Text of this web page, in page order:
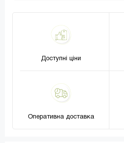
Доступні ціни
Оперативна доставка